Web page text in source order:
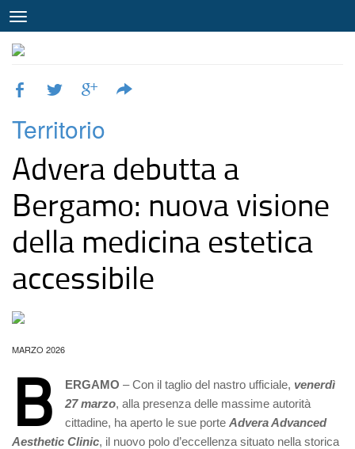
Territorio
Advera debutta a
Bergamo: nuova visione
della medicina estetica
accessibile
MARZO 2026
B ERGAMO – Con il taglio del nastro ufficiale, venerdì
27 marzo, alla presenza delle massime autorità
cittadine, ha aperto le sue porte Advera Advanced
Aesthetic Clinic, il nuovo polo d’eccellenza situato nella storica